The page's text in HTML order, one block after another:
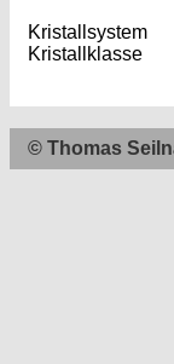
Kristallsystem
Kristallklasse
© Thomas